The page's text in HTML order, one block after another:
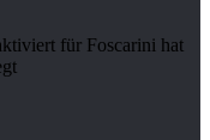
für Foscarini hat